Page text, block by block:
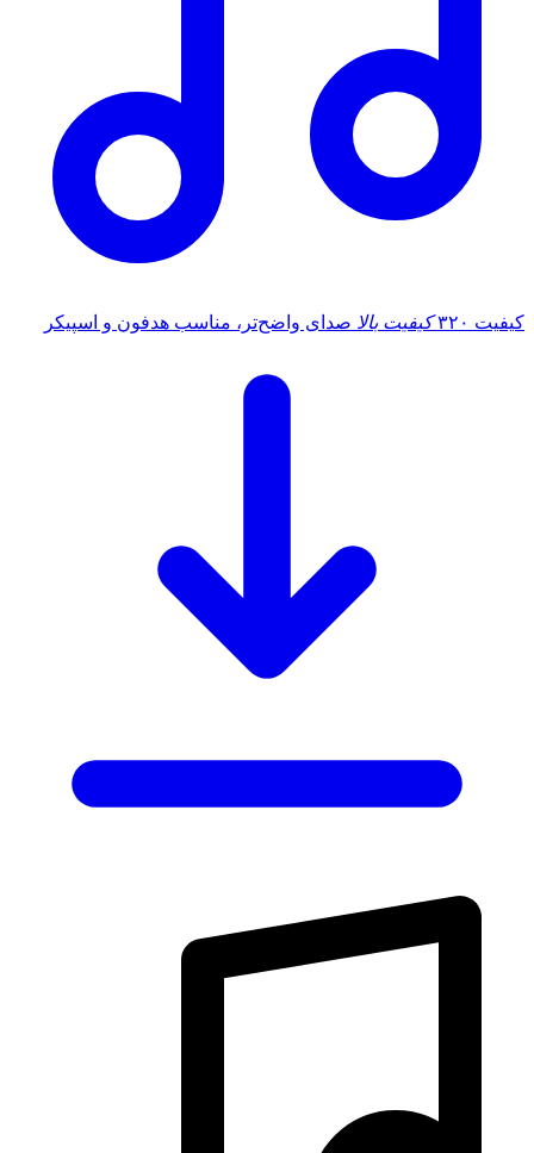
کیفیت ۳۲۰ کیفیت بالا صدای واضح‌تر، مناسب هدفون و اسپیکر